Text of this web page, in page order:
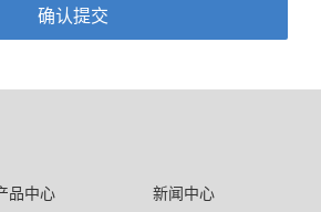
确认提交
品中心
新闻中心